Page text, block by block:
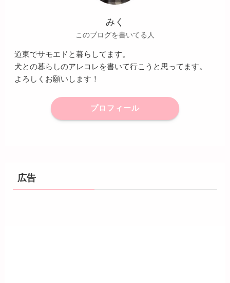
みく
このブログを書いてる人
道東でサモエドと暮らしてます。
犬との暮らしのアレコレを書いて行こうと思ってます。
よろしくお願いします！
プロフィール
広告